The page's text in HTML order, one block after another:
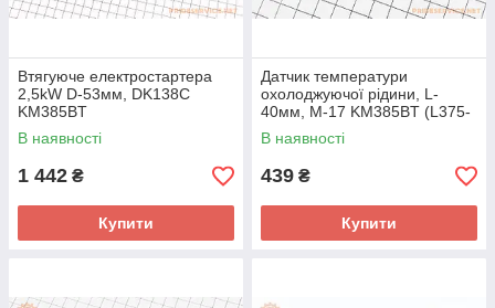
Втягуюче електростартера
2,5kW D-53мм, DK138С
KM385BT
В наявності
1 442 ₴
Купити
Датчик температури
охолоджуючої рідини, L-
40мм, M-17 KM385BT (L375-
06206)
В наявності
439 ₴
Купити